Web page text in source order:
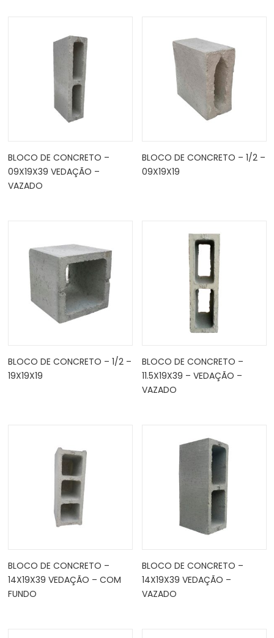
BLOCO DE CONCRETO –
09X19X39 VEDAÇÃO –
VAZADO
BLOCO DE CONCRETO – 1/2 –
09X19X19
BLOCO DE CONCRETO – 1/2 –
19X19X19
BLOCO DE CONCRETO –
11.5X19X39 – VEDAÇÃO –
VAZADO
BLOCO DE CONCRETO –
14X19X39 VEDAÇÃO – COM
FUNDO
BLOCO DE CONCRETO –
14X19X39 VEDAÇÃO –
VAZADO